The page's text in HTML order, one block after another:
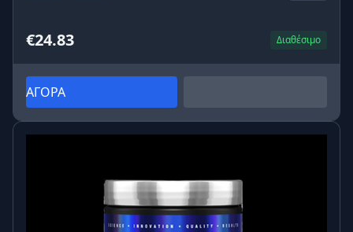
€24.83 Διαθέσιμο
ΑΓΟΡΑ